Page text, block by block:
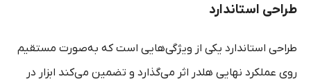
طراحی استاندارد
طراحی استاندارد یکی از ویژگی‌هایی است که به‌صورت مستقیم
روی عملکرد نهایی هلدر اثر می‌گذارد و تضمین می‌کند ابزار در